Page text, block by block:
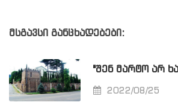
მსგავსი განცხადებები:
"ᲨᲔᲜ ᲛᲐᲠᲢᲝ ᲐᲠ
2022/08/25